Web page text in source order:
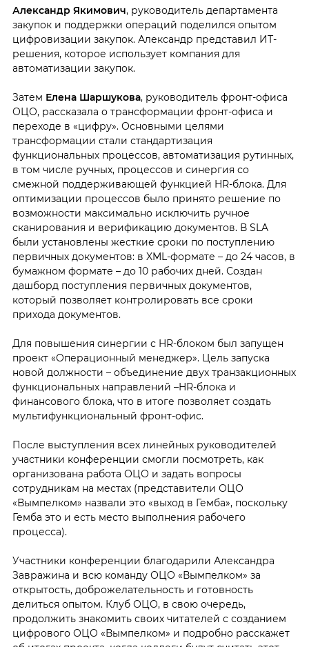
Александр Якимович, руководитель департамента
закупок и поддержки операций поделился опытом
цифровизации закупок. Александр представил ИТ-
решения, которое использует компания для
автоматизации закупок.
Затем Елена Шаршукова, руководитель фронт-офиса
ОЦО, рассказала о трансформации фронт-офиса и
переходе в «цифру». Основными целями
трансформации стали стандартизация
функциональных процессов, автоматизация рутинных,
в том числе ручных, процессов и синергия со
смежной поддерживающей функцией HR-блока. Для
оптимизации процессов было принято решение по
возможности максимально исключить ручное
сканирования и верификацию документов. В SLA
были установлены жесткие сроки по поступлению
первичных документов: в XML-формате – до 24 часов, в
бумажном формате – до 10 рабочих дней. Создан
дашборд поступления первичных документов,
который позволяет контролировать все сроки
прихода документов.
Для повышения синергии с HR-блоком был запущен
проект «Операционный менеджер». Цель запуска
новой должности – объединение двух транзакционных
функциональных направлений –HR-блока и
финансового блока, что в итоге позволяет создать
мультифункциональный фронт-офис.
После выступления всех линейных руководителей
участники конференции смогли посмотреть, как
организована работа ОЦО и задать вопросы
сотрудникам на местах (представители ОЦО
«Вымпелком» назвали это «выход в Гемба», поскольку
Гемба это и есть место выполнения рабочего
процесса).
Участники конференции благодарили Александра
Завражина и всю команду ОЦО «Вымпелком» за
открытость, доброжелательность и готовность
делиться опытом. Клуб ОЦО, в свою очередь,
продолжить знакомить своих читателей с созданием
цифрового ОЦО «Вымпелком» и подробно расскажет